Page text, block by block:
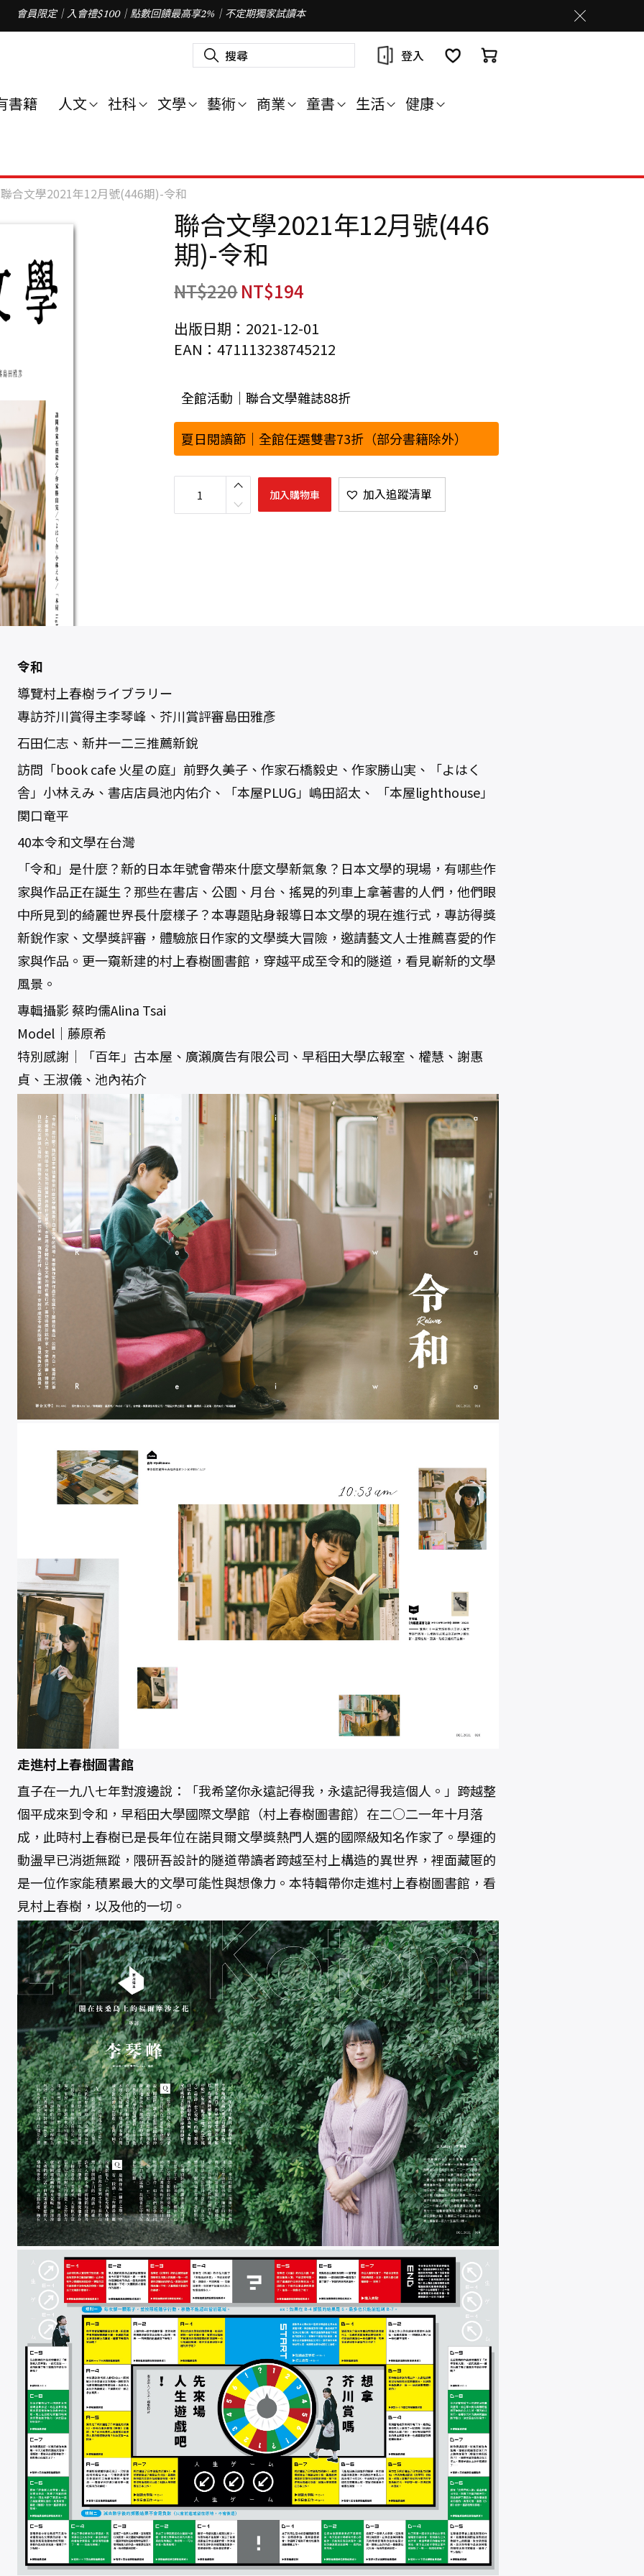
會員限定｜入會禮$100｜點數回饋最高享2%｜不定期獨家試讀本
搜
尋
字
登入
書籍 人文 社科 文學 藝術 商業 童書 生活 健康
聯合文學2021年12月號(446期)-令和
聯合文學2021年12月號(446
期)-令和
NT$220NT$194
出版日期：2021-12-01
EAN：471113238745212
全館活動｜聯合文學雜誌88折
夏日閱讀節｜全館任選雙書73折（部分書籍除外）
聯
學
量
加入購物車 加入追蹤清單
令和
導覽村上春樹ライブラリー
專訪芥川賞得主李琴峰、芥川賞評審島田雅彥
石田仁志、新井一二三推薦新銳
訪問「book cafe 火星の庭」前野久美子、作家石橋毅史、作家勝山実、「よはく
舎」小林えみ、書店店員池内佑介、「本屋PLUG」嶋田詔太、 「本屋lighthouse」
関口竜平
40本令和文學在台灣
「令和」是什麼？新的日本年號會帶來什麼文學新氣象？日本文學的現場，有哪些作
家與作品正在誕生？那些在書店、公園、月台、搖晃的列車上拿著書的人們，他們眼
中所見到的綺麗世界長什麼樣子？本專題貼身報導日本文學的現在進行式，專訪得獎
新銳作家、文學獎評審，體驗旅日作家的文學獎大冒險，邀請藝文人士推薦喜愛的作
家與作品。更一窺新建的村上春樹圖書館，穿越平成至令和的隧道，看見嶄新的文學
風景。
專輯攝影 蔡昀儒Alina Tsai
Model｜藤原希
特別感謝｜「百年」古本屋、廣瀨廣告有限公司、早稻田大學広報室、權慧、謝惠
貞、王淑儀、池內祐介
走進村上春樹圖書館
直子在一九八七年對渡邊說：「我希望你永遠記得我，永遠記得我這個人。」跨越整
個平成來到令和，早稻田大學國際文學館（村上春樹圖書館）在二○二一年十月落
成，此時村上春樹已是長年位在諾貝爾文學獎熱門人選的國際級知名作家了。學運的
動盪早已消逝無蹤，隈研吾設計的隧道帶讀者跨越至村上構造的異世界，裡面藏匿的
是一位作家能積累最大的文學可能性與想像力。本特輯帶你走進村上春樹圖書館，看
見村上春樹，以及他的一切。